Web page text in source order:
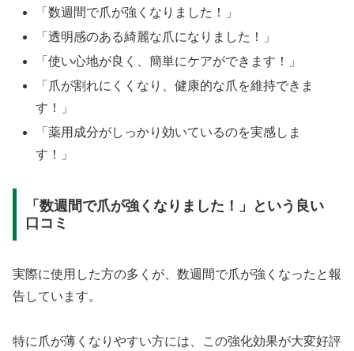
「数週間で爪が強くなりました！」
「透明感のある綺麗な爪になりました！」
「使い心地が良く、簡単にケアができます！」
「爪が割れにくくなり、健康的な爪を維持できま
す！」
「薬用成分がしっかり効いているのを実感しま
す！」
「数週間で爪が強くなりました！」という良い
口コミ
実際に使用した方の多くが、数週間で爪が強くなったと報
告しています。
特に爪が薄くなりやすい方には、この強化効果が大変好評